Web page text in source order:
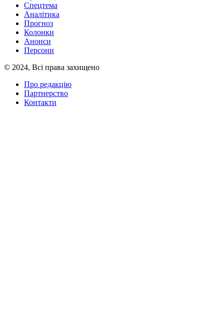
Спецтема
Аналітика
Прогноз
Колонки
Анонси
Персони
© 2024, Всі права захищено
Про редакцію
Партнерство
Контакти